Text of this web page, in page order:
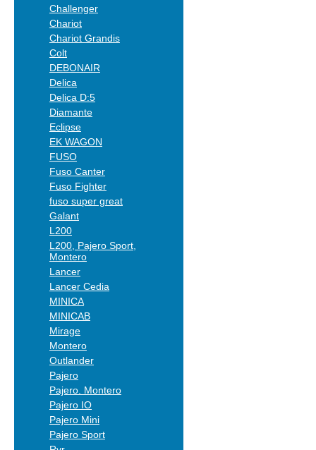
Challenger
Chariot
Chariot Grandis
Colt
DEBONAIR
Delica
Delica D:5
Diamante
Eclipse
EK WAGON
FUSO
Fuso Canter
Fuso Fighter
fuso super great
Galant
L200
L200, Pajero Sport,
Montero
Lancer
Lancer Cedia
MINICA
MINICAB
Mirage
Montero
Outlander
Pajero
Pajero. Montero
Pajero IO
Pajero Mini
Pajero Sport